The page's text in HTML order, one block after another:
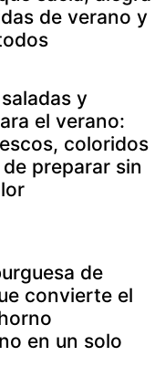
de verano y
y
el verano:
coloridos
preparar sin
de
convierte el
en un solo